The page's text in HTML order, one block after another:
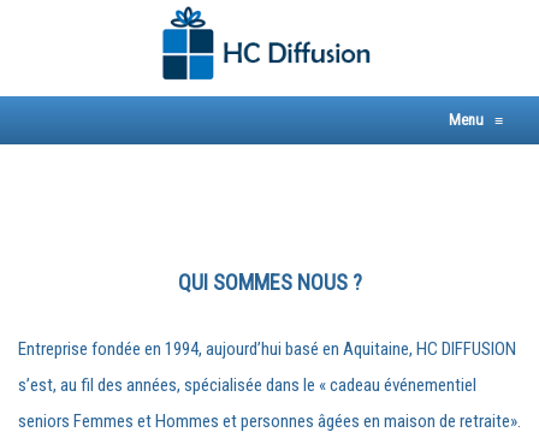
Menu ≡
QUI SOMMES NOUS ?
Entreprise fondée en 1994, aujourd’hui basé en Aquitaine, HC DIFFUSION
s’est, au fil des années, spécialisée dans le « cadeau événementiel
seniors Femmes et Hommes et personnes âgées en maison de retraite».